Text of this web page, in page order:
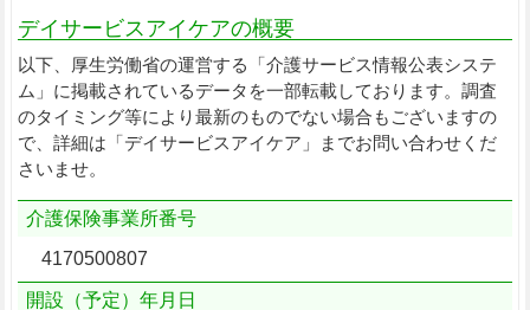
デイサービスアイケアの概要
以下、厚生労働省の運営する「介護サービス情報公表システ
ム」に掲載されているデータを一部転載しております。調査
のタイミング等により最新のものでない場合もございますの
で、詳細は「デイサービスアイケア」までお問い合わせくだ
さいませ。
介護保険事業所番号
4170500807
開設（予定）年月日